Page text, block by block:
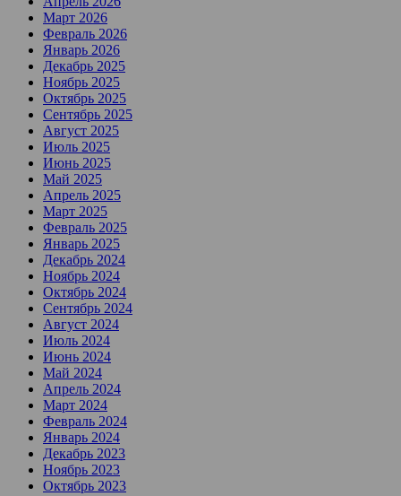
Март 2026
Февраль 2026
Январь 2026
Декабрь 2025
Ноябрь 2025
Октябрь 2025
Сентябрь 2025
Август 2025
Июль 2025
Июнь 2025
Май 2025
Апрель 2025
Март 2025
Февраль 2025
Январь 2025
Декабрь 2024
Ноябрь 2024
Октябрь 2024
Сентябрь 2024
Август 2024
Июль 2024
Июнь 2024
Май 2024
Апрель 2024
Март 2024
Февраль 2024
Январь 2024
Декабрь 2023
Ноябрь 2023
Октябрь 2023